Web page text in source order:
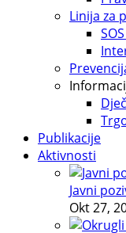
Linija za
Publikacije
Aktivnosti
Javni
Okt 27,